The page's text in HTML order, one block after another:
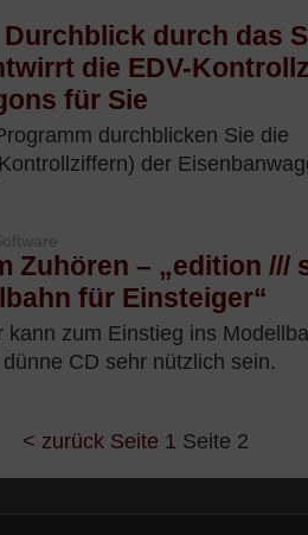
durch das
die EDV-
für Sie
durchblicken Sie die
der
Zuhören – „edition ///
für Einsteiger“
kann zum Einstieg ins
CD sehr nützlich sein.
< zurück Seite 1 Seite 2